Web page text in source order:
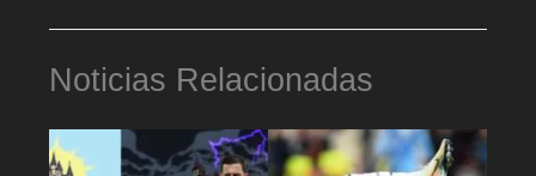
Noticias Relacionadas